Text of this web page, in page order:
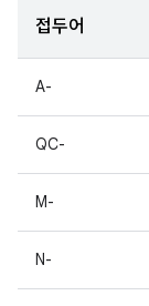
접두어
A-
QC-
M-
N-